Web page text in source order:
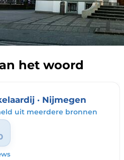
het woord